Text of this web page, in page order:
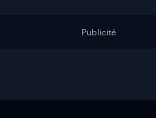
Publicité